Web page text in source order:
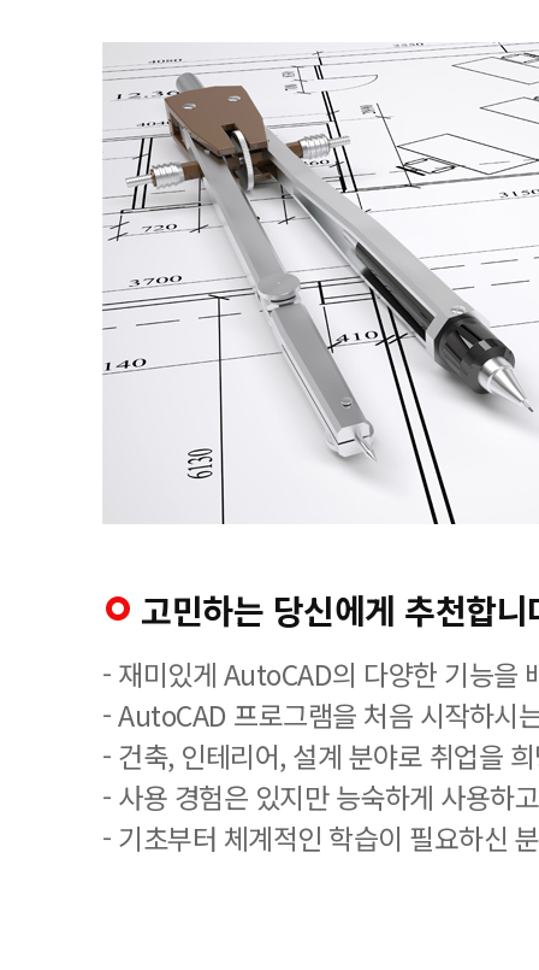
고민하는 당신에게 추천합
- 재미있게 AutoCAD의 다양한 기능을
- AutoCAD 프로그램을 처음 시작하시
- 건축, 인테리어, 설계 분야로 취업을
- 사용 경험은 있지만 능숙하게 사용하
- 기초부터 체계적인 학습이 필요하신 분